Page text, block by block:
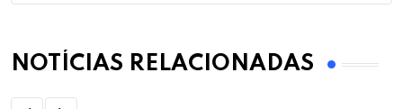
NOTÍCIAS RELACIONADAS